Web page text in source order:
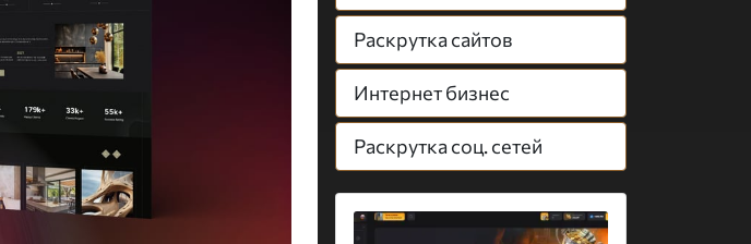
Раскрутка сайтов
Интернет бизнес
Раскрутка соц. сетей